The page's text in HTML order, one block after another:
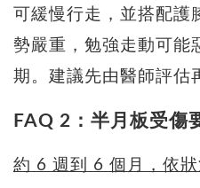
可緩慢行走，並搭配護
勢嚴重，勉強走動可能
期。建議先由醫師評估
FAQ 2：半月板受傷
約 6 週到 6 個月，依狀